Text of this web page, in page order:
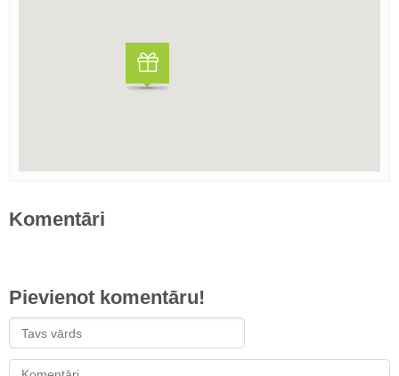
Komentāri
Pievienot komentāru!